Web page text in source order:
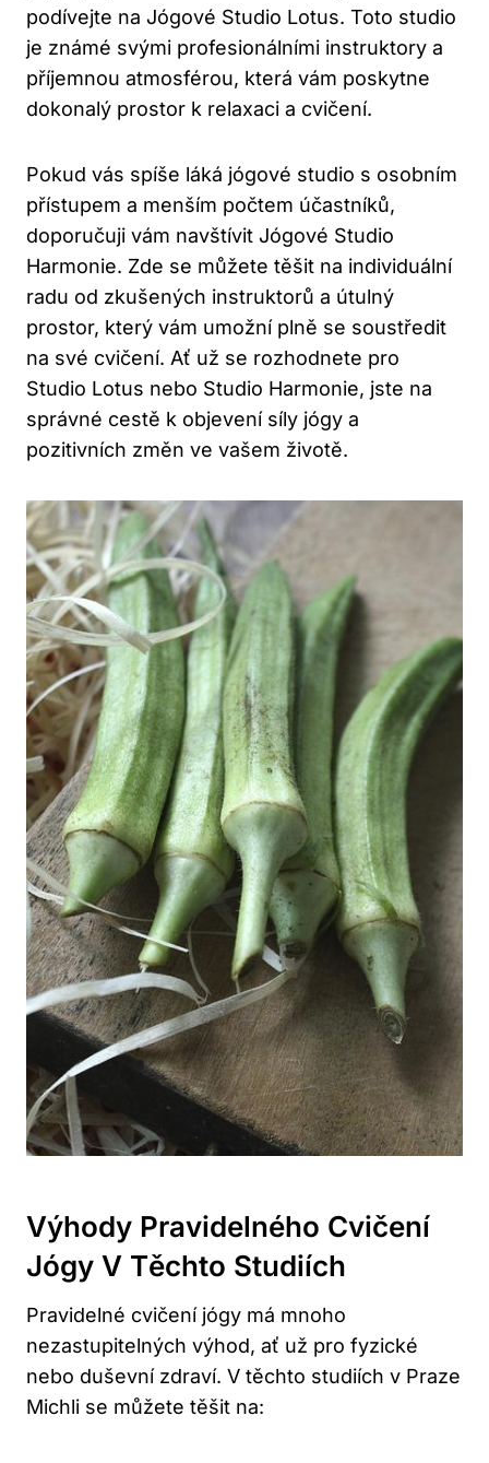
podívejte na Jógové Studio Lotus. Toto studio
je známé svými profesionálními instruktory a
příjemnou atmosférou, která vám poskytne
dokonalý prostor k relaxaci a cvičení.
Pokud vás spíše láká jógové studio s osobním
přístupem a menším počtem účastníků,
doporučuji vám navštívit Jógové Studio
Harmonie. Zde se můžete těšit na individuální
radu od zkušených instruktorů a útulný
prostor, který vám umožní plně se soustředit
na své cvičení. Ať už se rozhodnete pro
Studio Lotus nebo Studio Harmonie, jste na
správné cestě k objevení síly jógy a
pozitivních změn ve vašem životě.
Výhody Pravidelného Cvičení
Jógy V Těchto Studiích
Pravidelné cvičení jógy má mnoho
nezastupitelných výhod, ať už pro fyzické
nebo duševní zdraví. V těchto studiích v Praze
Michli se můžete těšit na: